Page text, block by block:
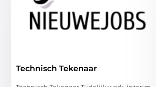
Technisch Tekenaar